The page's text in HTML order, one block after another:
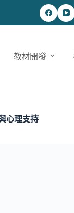
教材開發
心理支持